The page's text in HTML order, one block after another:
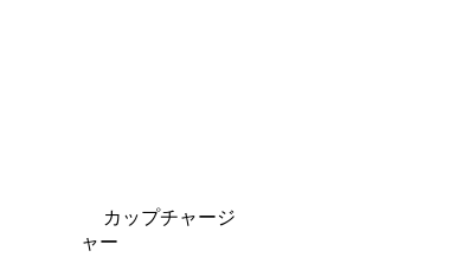
カップチャージ
ャー